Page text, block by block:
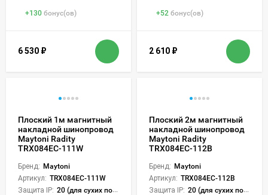
+130 бонус(ов)
6 530 ₽
+52 бонус(ов)
2 610 ₽
Плоский 1м магнитный
накладной шинопровод
Maytoni Radity
TRX084EC-111W
Бренд: Maytoni
Артикул: TRX084EC-111W
Защита IP: 20 (для сухих пом.)
Плоский 2м магнитный
накладной шинопровод
Maytoni Radity
TRX084EC-112B
Бренд: Maytoni
Артикул: TRX084EC-112B
Защита IP: 20 (для сухих пом.)